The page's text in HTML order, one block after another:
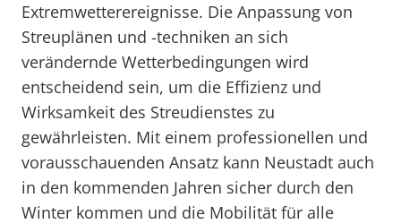
Extremwetterereignisse. Die Anpassung von
Streuplänen und -techniken an sich
verändernde Wetterbedingungen wird
entscheidend sein, um die Effizienz und
Wirksamkeit des Streudienstes zu
gewährleisten. Mit einem professionellen und
vorausschauenden Ansatz kann Neustadt auch
in den kommenden Jahren sicher durch den
Winter kommen und die Mobilität für alle